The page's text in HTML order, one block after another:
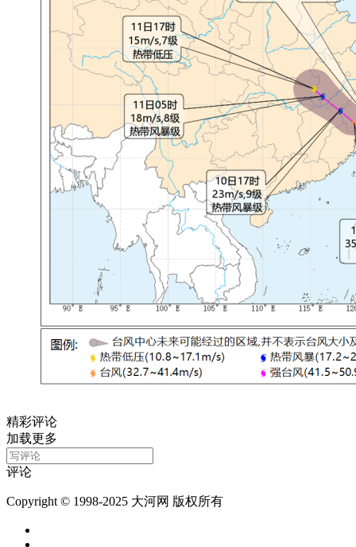
精彩评论
加载更多
评论
Copyright © 1998-2025 大河网 版权所有